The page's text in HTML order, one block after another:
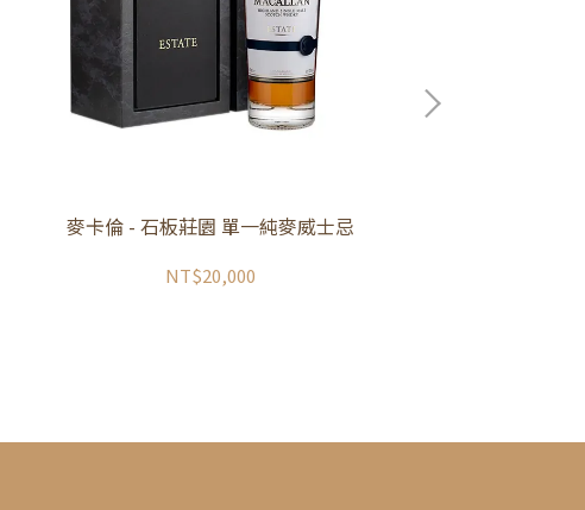
麥卡倫 - 石板莊園 單一純麥威士忌
NT$20,000